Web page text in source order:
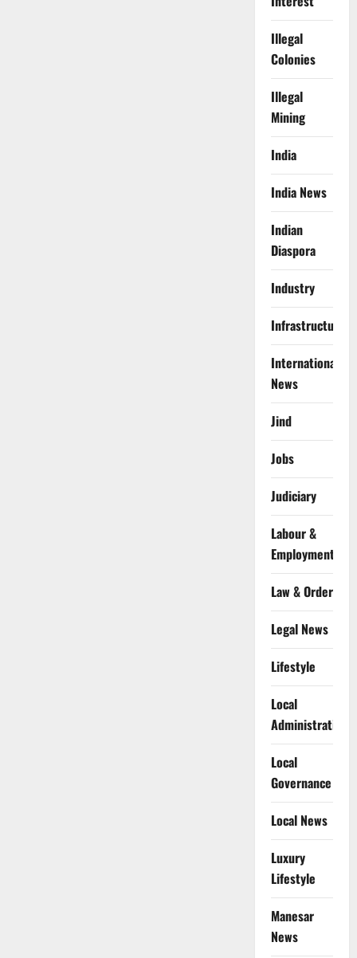
Illegal
Colonies
Illegal
Mining
India
India News
Indian
Diaspora
Industry
Infrastructure
International
News
Jind
Jobs
Judiciary
Labour &
Employment
Law & Order
Legal News
Lifestyle
Local
Administration
Local
Governance
Local News
Luxury
Lifestyle
Manesar
News